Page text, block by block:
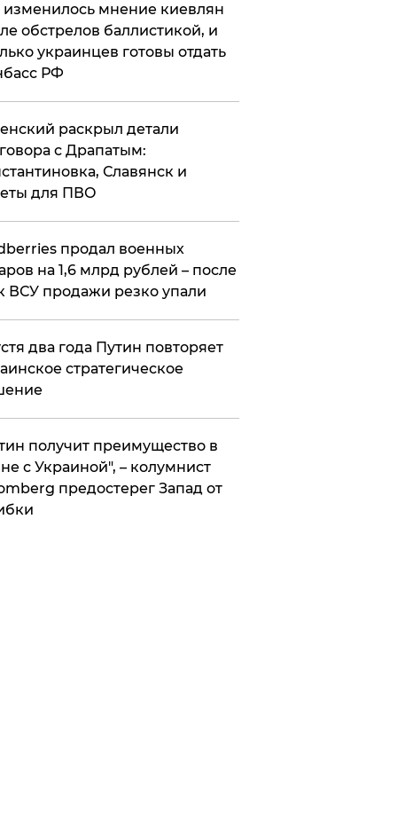
изменилось мнение киевлян
обстрелов баллистикой, и
украинцев готовы отдать
РФ
раскрыл детали
с Драпатым:
Славянск и
для ПВО
продал военных
на 1,6 млрд рублей – после
ВСУ продажи резко упали
два года Путин повторяет
стратегическое
получит преимущество в
с Украиной", – колумнист
предостерег Запад от